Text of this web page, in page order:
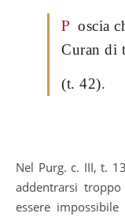
P oscia
Curan di
(t. 42).
Nel Purg. c. III, t.
addentrarsi
essere